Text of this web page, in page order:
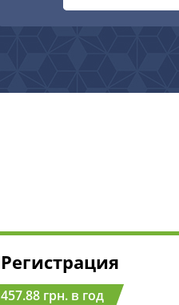
Регистрация
457.88 грн. в год